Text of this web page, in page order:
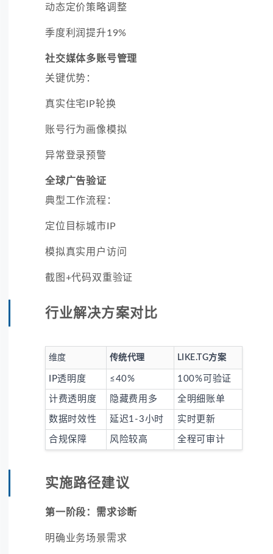
动态定价策略调整
季度利润提升19%
社交媒体多账号管理
关键优势：
真实住宅IP轮换
账号行为画像模拟
异常登录预警
全球广告验证
典型工作流程：
定位目标城市IP
模拟真实用户访问
截图+代码双重验证
行业解决方案对比
维度 传统代理 LIKE.TG方案
IP透明度 ≤40% 100%可验证
计费透明度 隐藏费用多 全明细账单
数据时效性 延迟1-3小时 实时更新
合规保障 风险较高 全程可审计
实施路径建议
第一阶段：需求诊断
明确业务场景需求